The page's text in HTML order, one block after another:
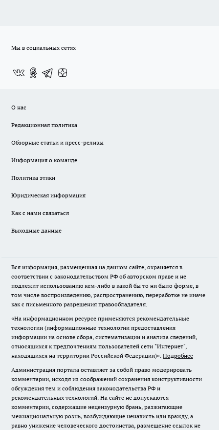
Мы в социальных сетях
О нас
Редакционная политика
Обзорные статьи и пресс-релизы
Информация о команде
Политика этики
Юридическая информация
Как с нами связаться
Выходные данные
Вся информация, размещенная на данном сайте, охраняется в
соответствии с законодательством РФ об авторском праве и не
подлежит использованию кем-либо в какой бы то ни было форме, в
том числе воспроизведению, распространению, переработке не иначе
как с письменного разрешения правообладателя.
«На информационном ресурсе применяются рекомендательные
технологии (информационные технологии предоставления
информации на основе сбора, систематизации и анализа сведений,
относящихся к предпочтениям пользователей сети "Интернет",
находящихся на территории Российской Федерации)». Подробнее
Администрация портала оставляет за собой право модерировать
комментарии, исходя из соображений сохранения конструктивности
обсуждения тем и соблюдения законодательства РФ и
рекомендательных технологий. На сайте не допускаются
комментарии, содержащие нецензурную брань, разжигающие
межнациональную рознь, возбуждающие ненависть или вражду, а
равно унижение человеческого достоинства, размещение ссылок не